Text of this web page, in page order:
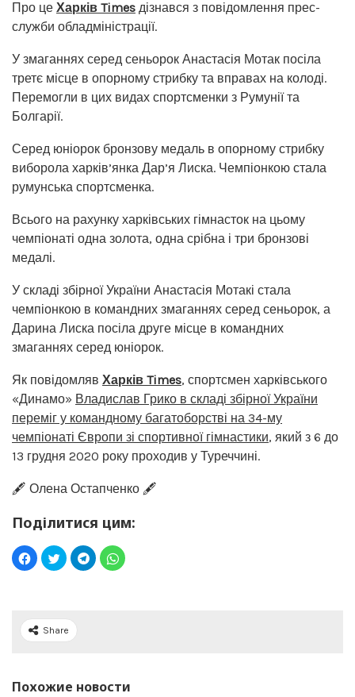
Про це Харків Times дізнався з повідомлення прес-
служби обладміністрації.
У змаганнях серед сеньорок Анастасія Мотак посіла
третє місце в опорному стрибку та вправах на колоді.
Перемогли в цих видах спортсменки з Румунії та
Болгарії.
Серед юніорок бронзову медаль в опорному стрибку
виборола харків’янка Дар’я Лиска. Чемпіонкою стала
румунська спортсменка.
Всього на рахунку харківських гімнасток на цьому
чемпіонаті одна золота, одна срібна і три бронзові
медалі.
У складі збірної України Анастасія Мотакі стала
чемпіонкою в командних змаганнях серед сеньорок, а
Дарина Лиска посіла друге місце в командних
змаганнях серед юніорок.
Як повідомляв Харків Times, спортсмен харківського
«Динамо» Владислав Грико в складі збірної України
переміг у командному багатоборстві на 34-му
чемпіонаті Європи зі спортивної гімнастики, який з 6 до
13 грудня 2020 року проходив у Туреччині.
🖋️ Олена Остапченко 🖋️
Поділитися цим:
Share
Похожие новости